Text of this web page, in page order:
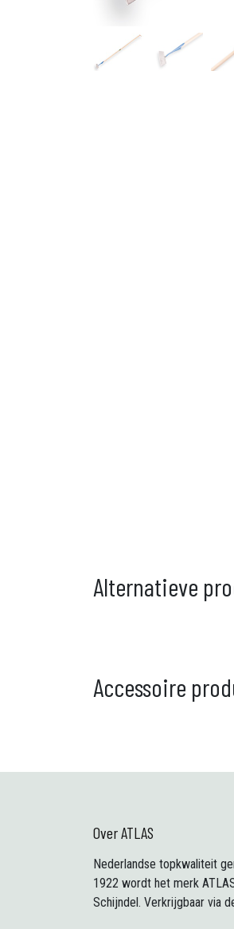
Alternatieve
Accessoire
Over ATLAS
Nederlandse topkwaliteit
1922 wordt het merk
Schijndel. Verkrijgbaar via